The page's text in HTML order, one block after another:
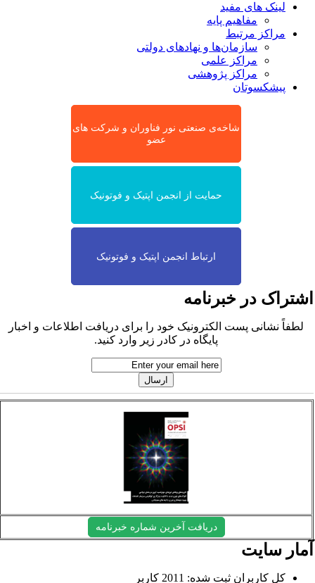
لینک های مفید
مفاهیم پایه
مراکز مرتبط
سازمان‌ها و نهادهای دولتی
مراکز علمی
مراکز پژوهشی
پیشکسوتان
شاخه‌ی صنعتی نور فناوران و شرکت های
عضو
حمایت از انجمن اپتیک و فوتونیک
ارتباط انجمن اپتیک و فوتونیک
در خبرنامه
لطفاً نشانی پست الکترونیک خود را برای دریافت اطلاعات و اخبار
پایگاه در کادر زیر وارد کنید.
دریافت آخرین شماره خبرنامه
سایت
کل کاربران ثبت شده: 2011 کاربر